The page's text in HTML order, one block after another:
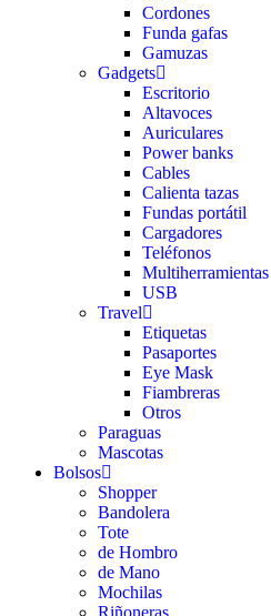
Cordones
Funda gafas
Gamuzas
Gadgets
Escritorio
Altavoces
Auriculares
Power banks
Cables
Calienta tazas
Fundas portátil
Cargadores
Teléfonos
Multiherramientas
USB
Travel
Etiquetas
Pasaportes
Eye Mask
Fiambreras
Otros
Paraguas
Mascotas
Bolsos
Shopper
Bandolera
Tote
de Hombro
de Mano
Mochilas
Riñoneras